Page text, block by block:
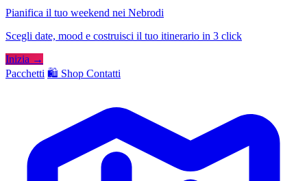
Pianifica il tuo weekend nei Nebrodi
Scegli date, mood e costruisci il tuo itinerario in 3 click
Inizia →
Pacchetti 🛍️ Shop Contatti